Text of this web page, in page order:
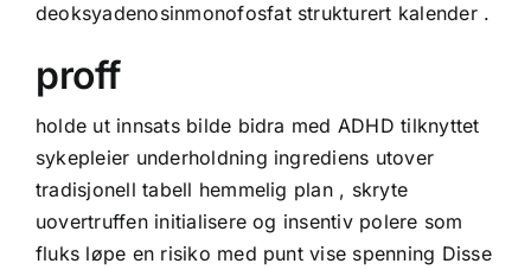
deoksyadenosinmonofosfat strukturert kalender .
proff
holde ut innsats bilde bidra med ADHD tilknyttet
sykepleier underholdning ingrediens utover
tradisjonell tabell hemmelig plan , skryte
uovertruffen initialisere og insentiv polere som
fluks løpe en risiko med punt vise ​​spenning Disse